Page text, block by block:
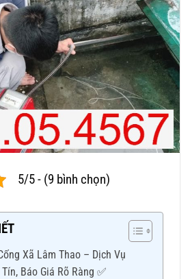
5/5 - (9 bình chọn)
Xã Lâm Thao – Dịch Vụ
Báo Giá Rõ Ràng ✅